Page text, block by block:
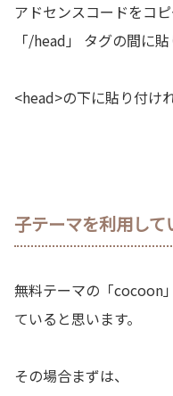
アドセンスコードをコ
「/head」 タグの間に貼
<head>の下に貼り付け
子テーマを利用し
無料テーマの「cocoon
ていると思います。
その場合まずは、